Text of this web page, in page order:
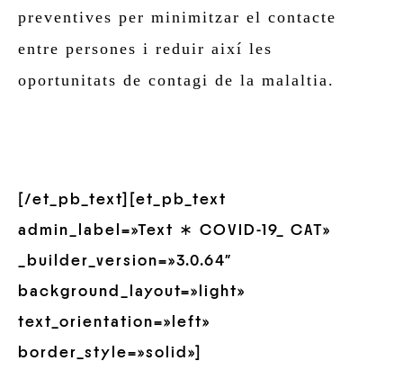
preventives per minimitzar el contacte
entre persones i reduir així les
oportunitats de contagi de la malaltia.
[/et_pb_text][et_pb_text
admin_label=»Text ∗ COVID-19_ CAT»
_builder_version=»3.0.64″
background_layout=»light»
text_orientation=»left»
border_style=»solid»]